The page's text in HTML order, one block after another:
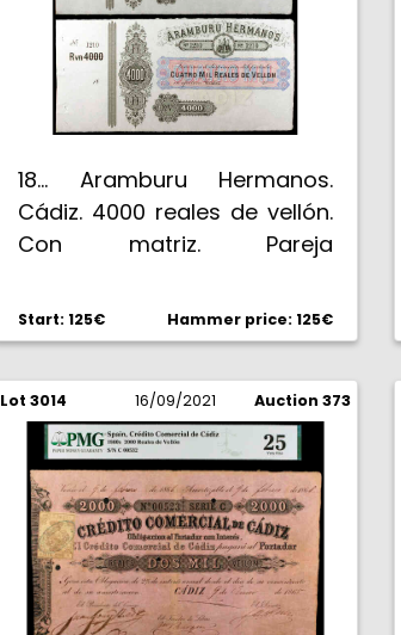
18... Aramburu Hermanos.
Cádiz. 4000 reales de vellón.
Con matriz. Pareja
Start: 125€ Hammer price: 125€
Lot 3014 16/09/2021 Auction 373